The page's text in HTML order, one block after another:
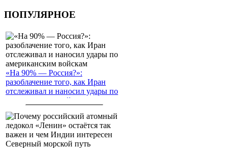
ПОПУЛЯРНОЕ
«На 90% — Россия?»:
разоблачение того, как Иран
отслеживал и наносил удары по
американским войскам